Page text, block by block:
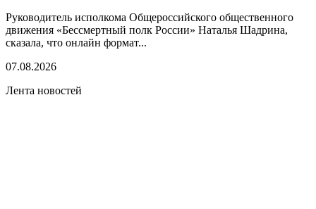
Руководитель исполкома Общероссийского общественного
движения «Бессмертный полк России» Наталья Шадрина,
сказала, что онлайн формат...
07.08.2026
Лента новостей